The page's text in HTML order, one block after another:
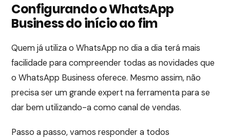
Configurando o WhatsApp
Business do início ao fim
Quem já utiliza o WhatsApp no dia a dia terá mais
facilidade para compreender todas as novidades que
o WhatsApp Business oferece. Mesmo assim, não
precisa ser um grande expert na ferramenta para se
dar bem utilizando-a como canal de vendas.
Passo a passo, vamos responder a todos